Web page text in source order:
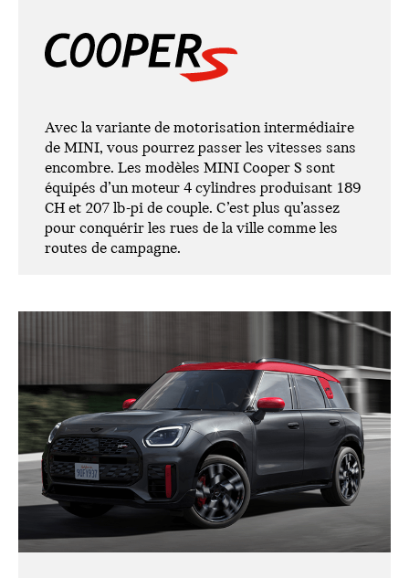
Avec la variante de motorisation intermédiaire
de MINI, vous pourrez passer les vitesses sans
encombre. Les modèles MINI Cooper S sont
équipés d’un moteur 4 cylindres produisant 189
CH et 207 lb-pi de couple. C’est plus qu’assez
pour conquérir les rues de la ville comme les
routes de campagne.